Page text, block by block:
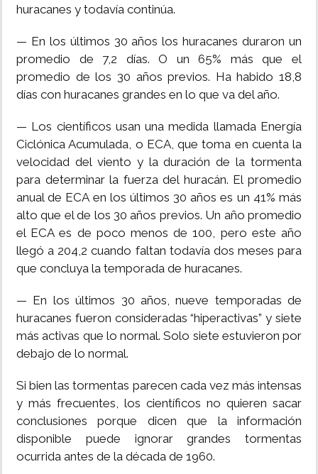
huracanes y todavía continúa.
— En los últimos 30 años los huracanes duraron un
promedio de 7,2 días. O un 65% más que el
promedio de los 30 años previos. Ha habido 18,8
días con huracanes grandes en lo que va del año.
— Los científicos usan una medida llamada Energía
Ciclónica Acumulada, o ECA, que toma en cuenta la
velocidad del viento y la duración de la tormenta
para determinar la fuerza del huracán. El promedio
anual de ECA en los últimos 30 años es un 41% más
alto que el de los 30 años previos. Un año promedio
el ECA es de poco menos de 100, pero este año
llegó a 204,2 cuando faltan todavía dos meses para
que concluya la temporada de huracanes.
— En los últimos 30 años, nueve temporadas de
huracanes fueron consideradas “hiperactivas” y siete
más activas que lo normal. Solo siete estuvieron por
debajo de lo normal.
Si bien las tormentas parecen cada vez más intensas
y más frecuentes, los científicos no quieren sacar
conclusiones porque dicen que la información
disponible puede ignorar grandes tormentas
ocurrida antes de la década de 1960.